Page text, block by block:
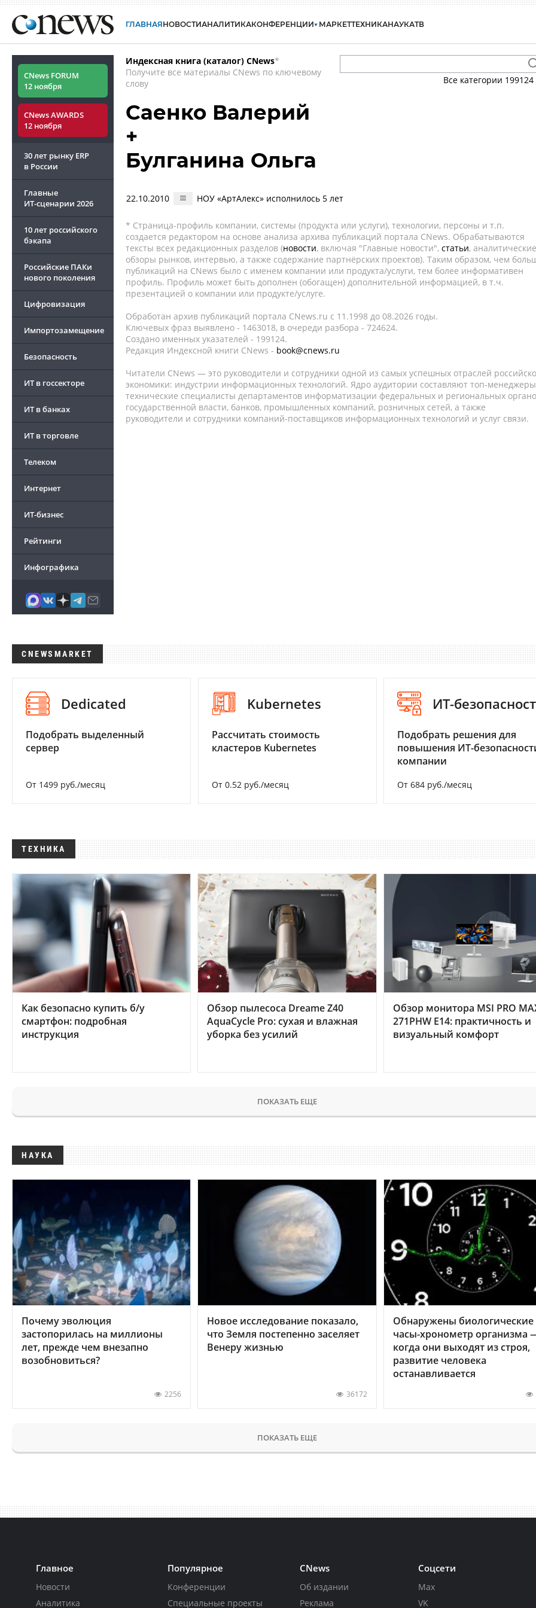
ГЛАВНАЯНОВОСТИАНАЛИТИКАКОНФЕРЕНЦИИ МАРКЕТТЕХНИКАНАУКАТВ
CNews FORUM
12 ноября
CNews AWARDS
12 ноября
30 лет рынку ERP
в России
Главные
ИТ-сценарии 2026
10 лет российского
бэкапа
Российские ПАКи
нового поколения
Цифровизация
Импортозамещение
Безопасность
ИТ в госсекторе
ИТ в банках
ИТ в торговле
Телеком
Интернет
ИТ-бизнес
Рейтинги
Инфографика
Индексная книга (каталог) CNews*
Получите все материалы CNews по ключевому
слову
Все категории 199124
Саенко Валерий
+
Булганина Ольга
22.10.2010 НОУ «АртАлекс» исполнилось 5 лет
* Страница-профиль компании, системы (продукта или услуги), технологии, персоны и т.п.
создается редактором на основе анализа архива публикаций портала CNews. Обрабатываются
тексты всех редакционных разделов (новости, включая "Главные новости", статьи, аналитические
обзоры рынков, интервью, а также содержание партнёрских проектов). Таким образом, чем
публикаций на CNews было с именем компании или продукта/услуги, тем более информативен
профиль. Профиль может быть дополнен (обогащен) дополнительной информацией, в т.ч.
презентацией о компании или продукте/услуге.
Обработан архив публикаций портала CNews.ru c 11.1998 до 08.2026 годы.
Ключевых фраз выявлено - 1463018, в очереди разбора - 724624.
Создано именных указателей - 199124.
Редакция Индексной книги CNews - book@cnews.ru
Читатели CNews — это руководители и сотрудники одной из самых успешных отраслей
экономики: индустрии информационных технологий. Ядро аудитории составляют топ-
технические специалисты департаментов информатизации федеральных и региональных
государственной власти, банков, промышленных компаний, розничных сетей, а также
руководители и сотрудники компаний-поставщиков информационных технологий и услуг связи.
CNEWSMARKET
Dedicated
Подобрать выделенный
сервер
От 1499 руб./месяц
Kubernetes
Рассчитать стоимость
кластеров Kubernetes
От 0.52 руб./месяц
ИТ-
Подобрать решения для
повышения ИТ-
компании
От 684 руб./месяц
ТЕХНИКА
Как безопасно купить б/у
смартфон: подробная
инструкция
Обзор пылесоса Dreame Z40
AquaCycle Pro: сухая и влажная
уборка без усилий
Обзор монитора MSI PRO
271PHW E14: практичность и
визуальный комфорт
ПОКАЗАТЬ ЕЩЕ
НАУКА
Почему эволюция
застопорилась на миллионы
лет, прежде чем внезапно
возобновиться?
2256
Новое исследование показало,
что Земля постепенно заселяет
Венеру жизнью
36172
Обнаружены биологические
часы-хронометр организма
когда они выходят из строя,
развитие человека
останавливается
ПОКАЗАТЬ ЕЩЕ
Главное
Новости
Аналитика
Популярное
Конференции
Специальные проекты
CNews
Об издании
Реклама
Соцсети
Max
VK